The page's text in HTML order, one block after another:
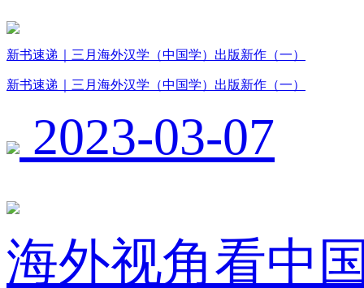
新书速递｜三月海外汉学（中国学）出版新作（一）
新书速递｜三月海外汉学（中国学）出版新作（一）
2023-03-07
海外视角看中